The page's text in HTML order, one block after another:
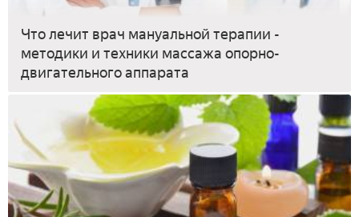
Что лечит врач мануальной терапии -
методики и техники массажа опорно-
двигательного аппарата